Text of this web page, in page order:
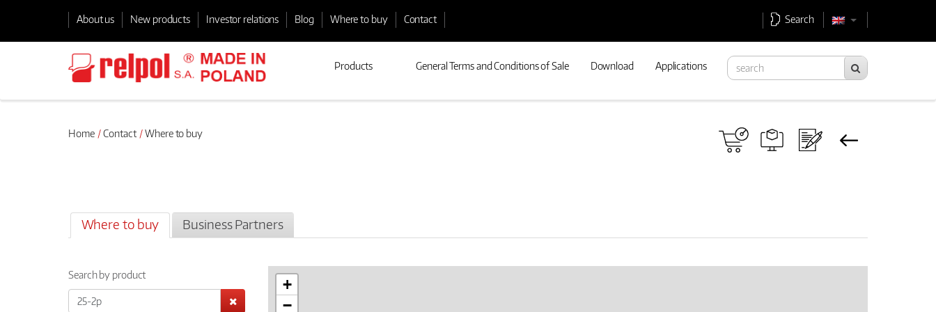
About us New products Investor relations Blog Where to buy Contact Search
Products General Terms and Conditions of Sale Download Applications
Home Contact Where to buy
Where to buy Business Partners
Search by product
+
−